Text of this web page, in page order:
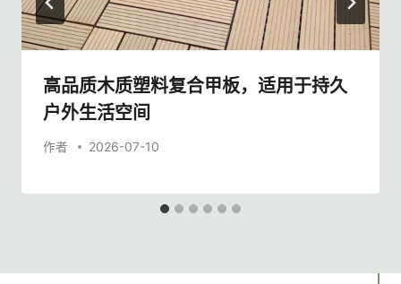
高品质木质塑料复合甲板，适用于持久
户外生活空间
作者 2026-07-10